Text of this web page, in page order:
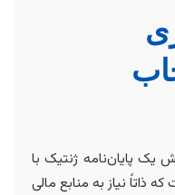
یک پایان‌نامه ژنتیک با
نیاز به منابع مالی